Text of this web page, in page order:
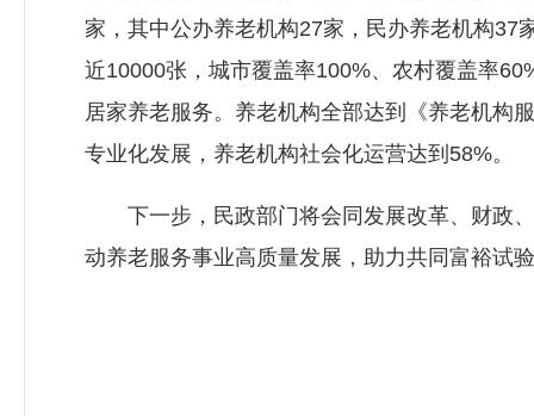
家，其中公办养老机构27家，民办养老机构37
近10000张，城市覆盖率100%、农村覆盖率
居家养老服务。养老机构全部达到《养老机构
专业化发展，养老机构社会化运营达到58%。
下一步，民政部门将会同发展改革、财政、
动养老服务事业高质量发展，助力共同富裕试